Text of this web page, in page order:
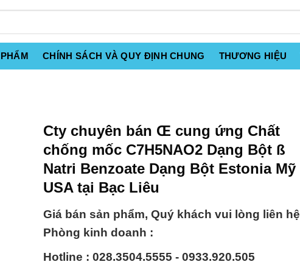
CHÍNH SÁCH VÀ QUY ĐỊNH CHUNG THƯƠNG HIỆU
Cty chuyên bán Œ cung ứng Chất
chống mốc C7H5NAO2 Dạng Bột ß
Natri Benzoate Dạng Bột Estonia Mỹ
USA tại Bạc Liêu
Giá bán sản phẩm, Quý khách vui lòng liên hệ
Phòng kinh doanh :
Hotline : 028.3504.5555 - 0933.920.505